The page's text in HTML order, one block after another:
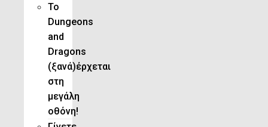
Το
Dungeons
and
Dragons
(ξανά)έρχεται
στη
μεγάλη
οθόνη!